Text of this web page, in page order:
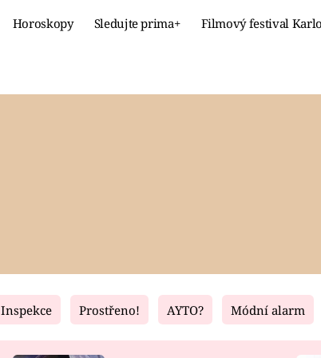
Horoskopy Sledujte prima+ Filmový festival
Fresh Living
Inspekce Prostřeno! AYTO? Módní alarm